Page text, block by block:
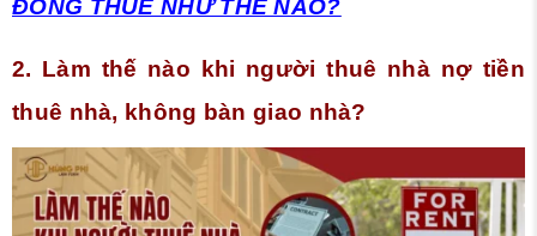
ĐÓNG THUẾ NHƯ THẾ NÀO?
2. Làm thế nào khi người thuê nhà nợ tiền
thuê nhà, không bàn giao nhà?